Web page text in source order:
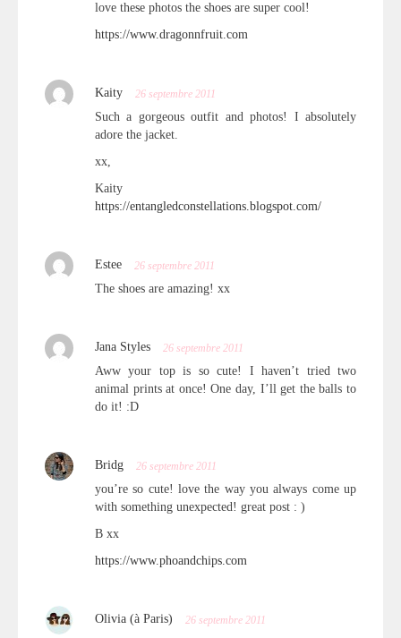
love these photos the shoes are super cool!
https://www.dragonnfruit.com
Kaity 26 septembre 2011
Such a gorgeous outfit and photos! I absolutely
adore the jacket.
xx,
Kaity
https://entangledconstellations.blogspot.com/
Estee 26 septembre 2011
The shoes are amazing! xx
Jana Styles 26 septembre 2011
Aww your top is so cute! I haven’t tried two
animal prints at once! One day, I’ll get the balls to
do it! :D
Bridg 26 septembre 2011
you’re so cute! love the way you always come up
with something unexpected! great post : )
B xx
https://www.phoandchips.com
Olivia (à Paris) 26 septembre 2011